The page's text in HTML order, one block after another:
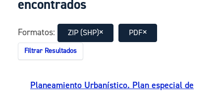
encontrados
Formatos: ZIP (SHP) PDF
Filtrar Resultados
Planeamiento Urbanístico. Plan especial de